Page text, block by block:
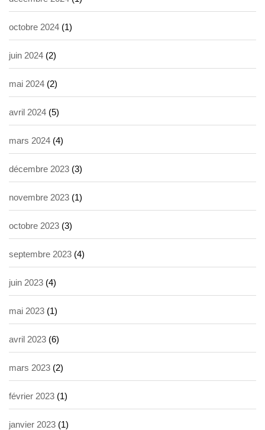
octobre 2024 (1)
juin 2024 (2)
mai 2024 (2)
avril 2024 (5)
mars 2024 (4)
décembre 2023 (3)
novembre 2023 (1)
octobre 2023 (3)
septembre 2023 (4)
juin 2023 (4)
mai 2023 (1)
avril 2023 (6)
mars 2023 (2)
février 2023 (1)
janvier 2023 (1)